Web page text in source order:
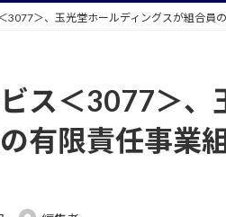
3077＞、玉光堂ホールディングスが組合員
ス＜3077＞、
有限責任事業